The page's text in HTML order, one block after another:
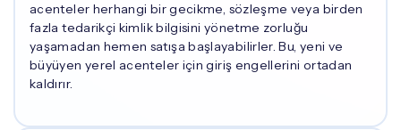
acenteler herhangi bir gecikme, sözleşme veya birden
fazla tedarikçi kimlik bilgisini yönetme zorluğu
yaşamadan hemen satışa başlayabilirler. Bu, yeni ve
büyüyen yerel acenteler için giriş engellerini ortadan
kaldırır.